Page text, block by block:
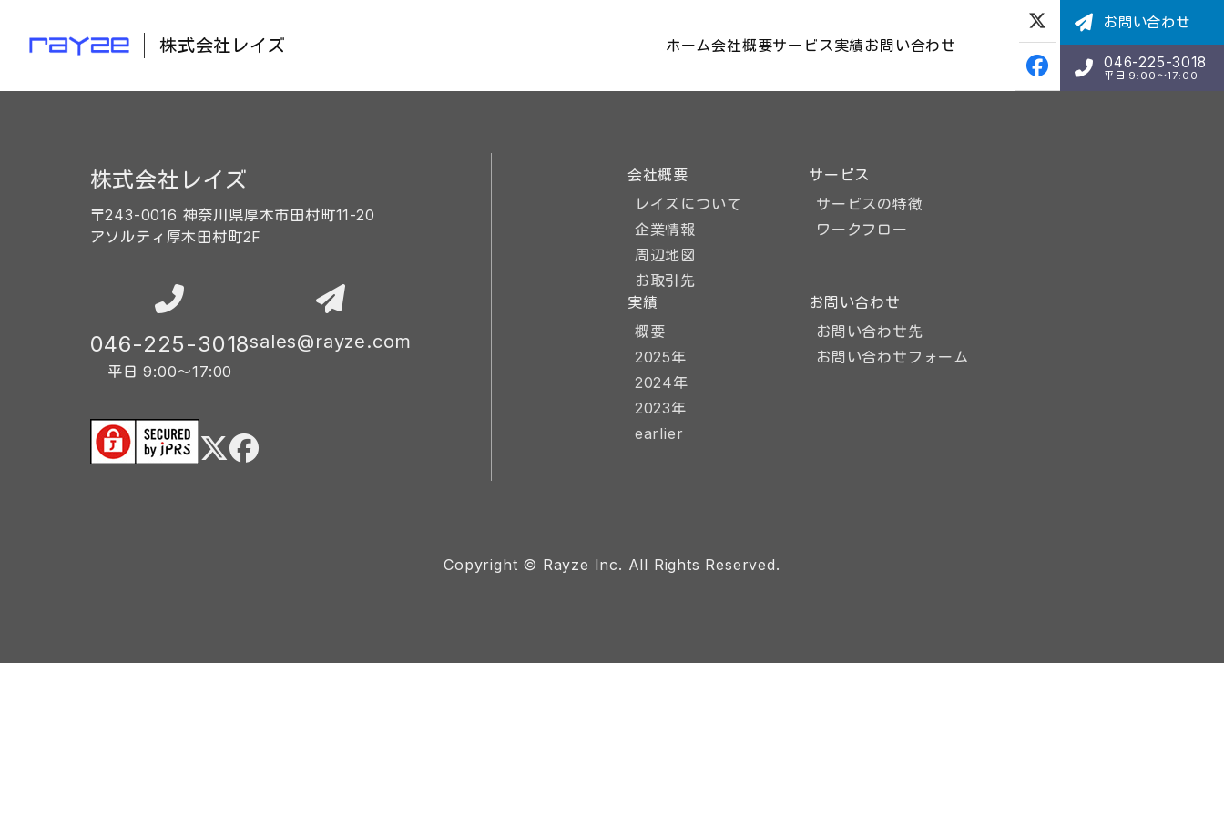
株式会社レイズ ホーム会社概要サービス実績 お問い合わせ
お問い合わせ
046-225-3018
平日 9:00〜17:00
株式会社レイズ
〒243-0016 神奈川県厚木市田村町11-20
アソルティ厚木田村町2F
046-225-3018
平日 9:00〜17:00
sales@rayze.com
会社概要
レイズについて
企業情報
周辺地図
お取引先
サービス
サービスの特徴
ワークフロー
実績
概要
2025年
2024年
2023年
earlier
お問い合わせ
お問い合わせ先
お問い合わせフォーム
Copyright © Rayze Inc. All Rights Reserved.